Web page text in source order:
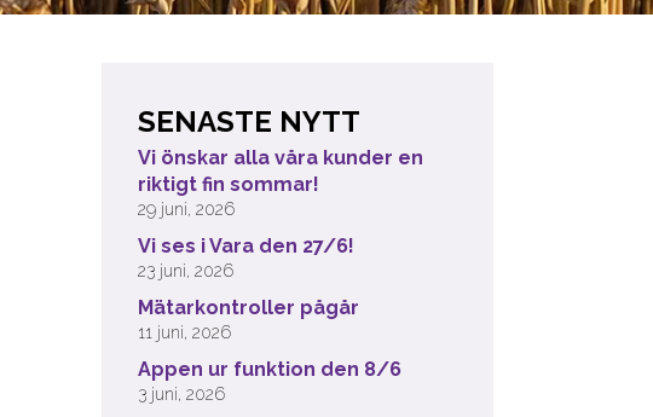
SENASTE NYTT
Vi önskar alla våra kunder en
riktigt fin sommar!
29 juni, 2026
Vi ses i Vara den 27/6!
23 juni, 2026
Mätarkontroller pågår
11 juni, 2026
Appen ur funktion den 8/6
3 juni, 2026